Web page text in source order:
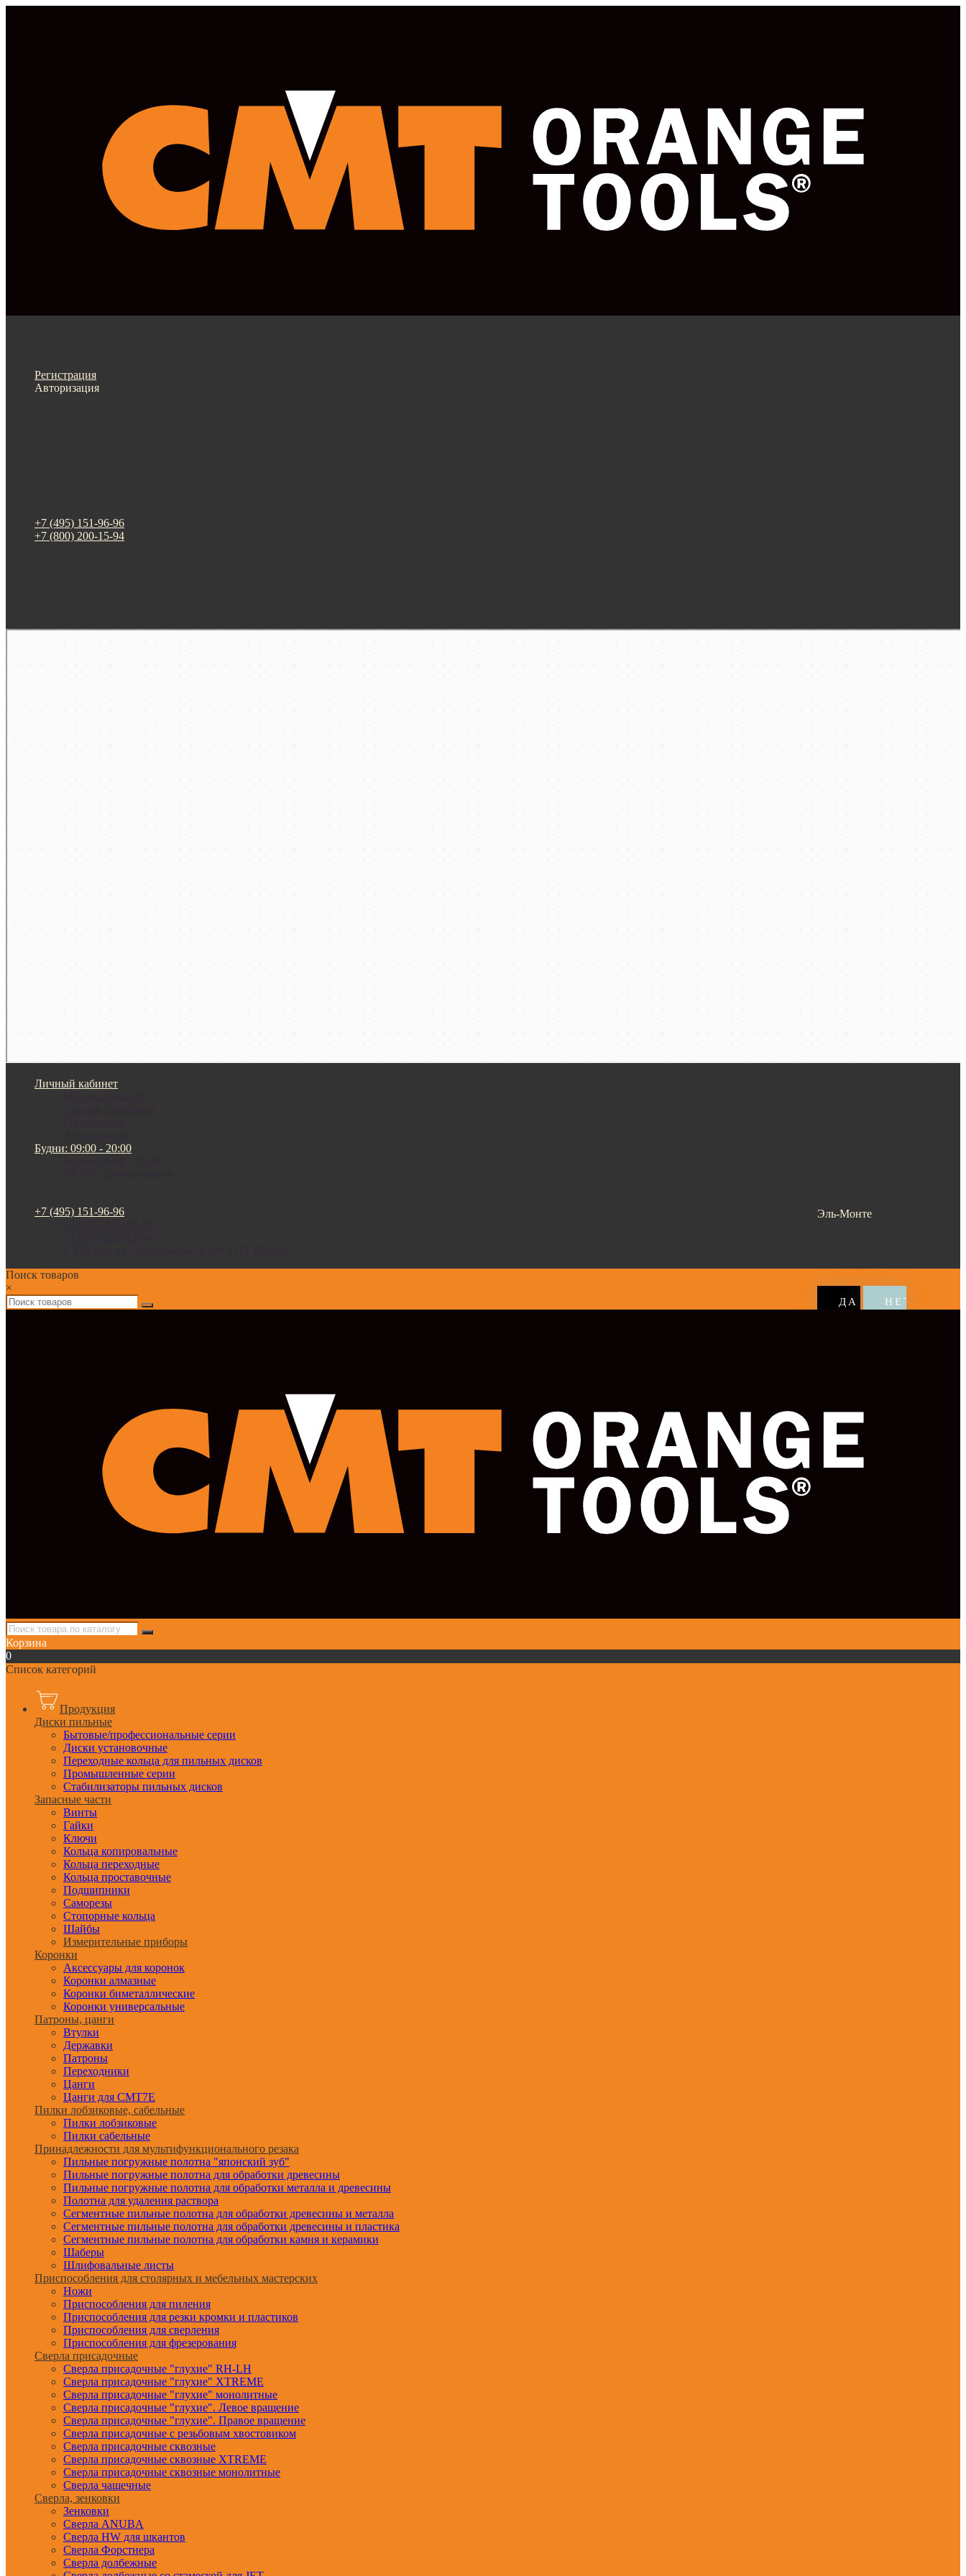
Регистрация
Авторизация
+7 (495) 151-96-96
+7 (800) 200-15-94
Москва
Личный кабинет
Будни: 09:00 - 20:00
Эль-Монте
+7 (495) 151-96-96
Поиск товаров
×
Корзина
0
Список категорий
Продукция
Диски пильные
Бытовые/профессиональные серии
Диски установочные
Переходные кольца для пильных дисков
Промышленные серии
Стабилизаторы пильных дисков
Запасные части
Винты
Гайки
Ключи
Кольца копировальные
Кольца переходные
Кольца проставочные
Подшипники
Саморезы
Стопорные кольца
Шайбы
Измерительные приборы
Коронки
Аксессуары для коронок
Коронки алмазные
Коронки биметаллические
Коронки универсальные
Патроны, цанги
Втулки
Державки
Патроны
Переходники
Цанги
Цанги для CMT7E
Пилки лобзиковые, сабельные
Пилки лобзиковые
Пилки сабельные
Принадлежности для мультифункционального резака
Пильные погружные полотна "японский зуб"
Пильные погружные полотна для обработки древесины
Пильные погружные полотна для обработки металла и древесины
Полотна для удаления раствора
Сегментные пильные полотна для обработки древесины и металла
Сегментные пильные полотна для обработки древесины и пластика
Сегментные пильные полотна для обработки камня и керамики
Шаберы
Шлифовальные листы
Приспособления для столярных и мебельных мастерских
Ножи
Приспособления для пиления
Приспособления для резки кромки и пластиков
Приспособления для сверления
Приспособления для фрезерования
Сверла присадочные
Сверла присадочные "глухие" RH-LH
Сверла присадочные "глухие" XTREME
Сверла присадочные "глухие" монолитные
Сверла присадочные "глухие". Левое вращение
Сверла присадочные "глухие". Правое вращение
Сверла присадочные с резьбовым хвостовиком
Сверла присадочные сквозные
Сверла присадочные сквозные XTREME
Сверла присадочные сквозные монолитные
Сверла чашечные
Сверла, зенковки
Зенковки
Сверла ANUBA
Сверла HW для шкантов
Сверла Форстнера
Сверла долбежные